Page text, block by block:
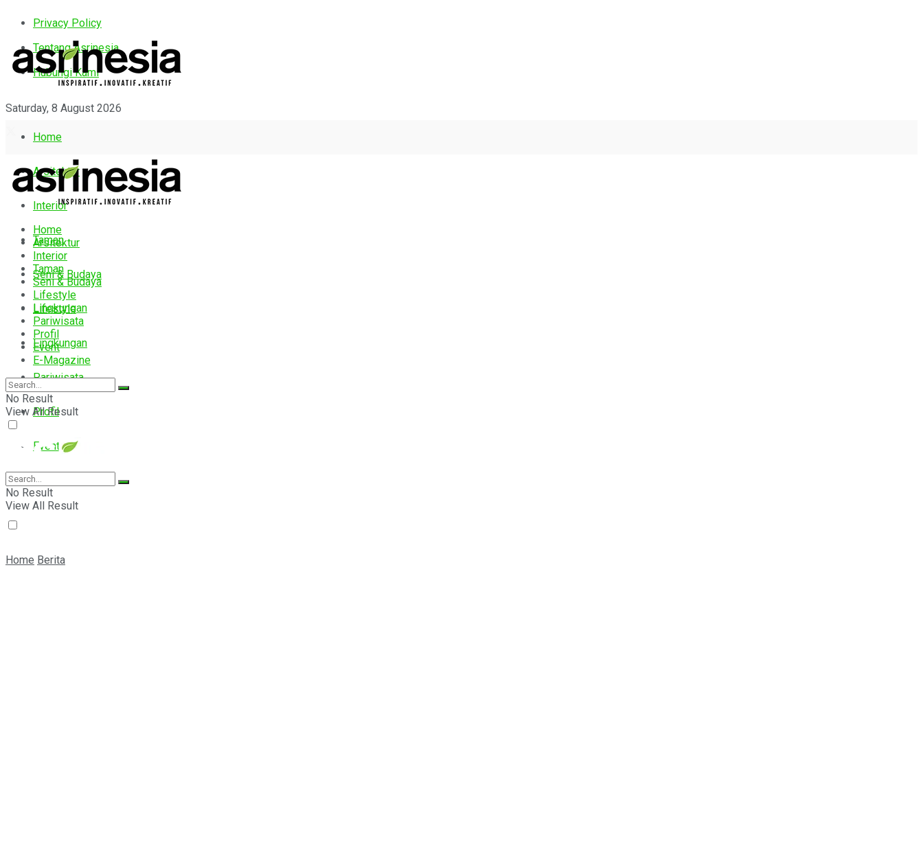
Privacy Policy
Tentang Asrinesia
Hubungi Kami
Saturday, 8 August 2026
Home
Arsitektur
Interior
Taman
Seni & Budaya
Lifestyle
Lingkungan
Pariwisata
Profil
Event
E-Magazine
Home
Arsitektur
Interior
Taman
Seni & Budaya
Lifestyle
Lingkungan
Pariwisata
Profil
Event
E-Magazine
No Result
View All Result
No Result
View All Result
Home Berita